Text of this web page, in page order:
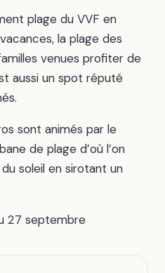
plage du VVF en
la plage des
venues profiter de
aussi un spot réputé
sont animés par le
de plage d’où l’on
soleil en sirotant un
27 septembre